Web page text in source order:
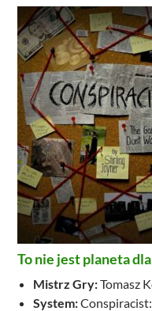
To nie jest planeta
Mistrz Gry:Tomasz
System: